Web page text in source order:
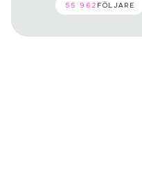
55 962 FÖLJARE